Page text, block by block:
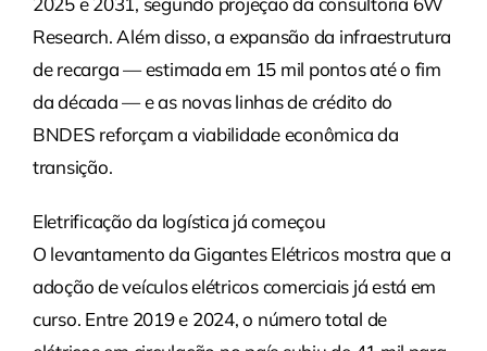
Research. Além disso, a expansão da infraestrutura
de recarga — estimada em 15 mil pontos até o fim
da década — e as novas linhas de crédito do
BNDES reforçam a viabilidade econômica da
transição.
Eletrificação da logística já começou
O levantamento da Gigantes Elétricos mostra que a
adoção de veículos elétricos comerciais já está em
curso. Entre 2019 e 2024, o número total de